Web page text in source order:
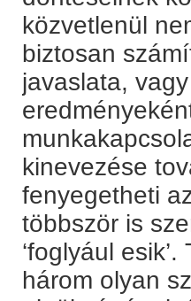
közvetlenül
biztosan
javaslata,
kinevezése
fenyegetheti
többször is
‘foglyául
három olyan